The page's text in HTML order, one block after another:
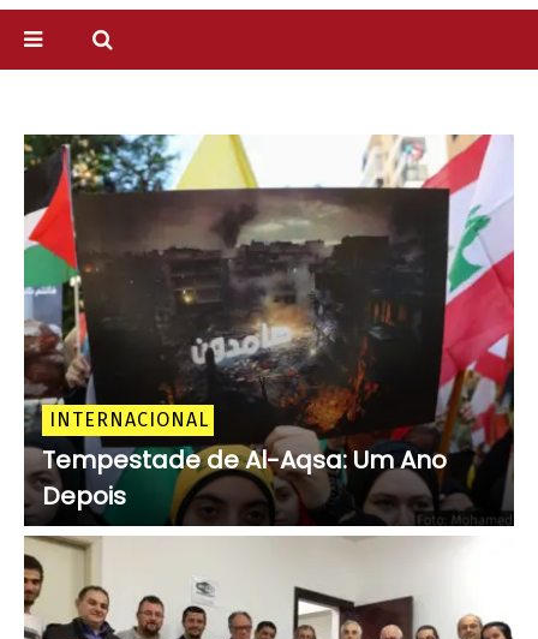
INTERNACIONAL
Tempestade de Al-Aqsa: Um Ano
Depois